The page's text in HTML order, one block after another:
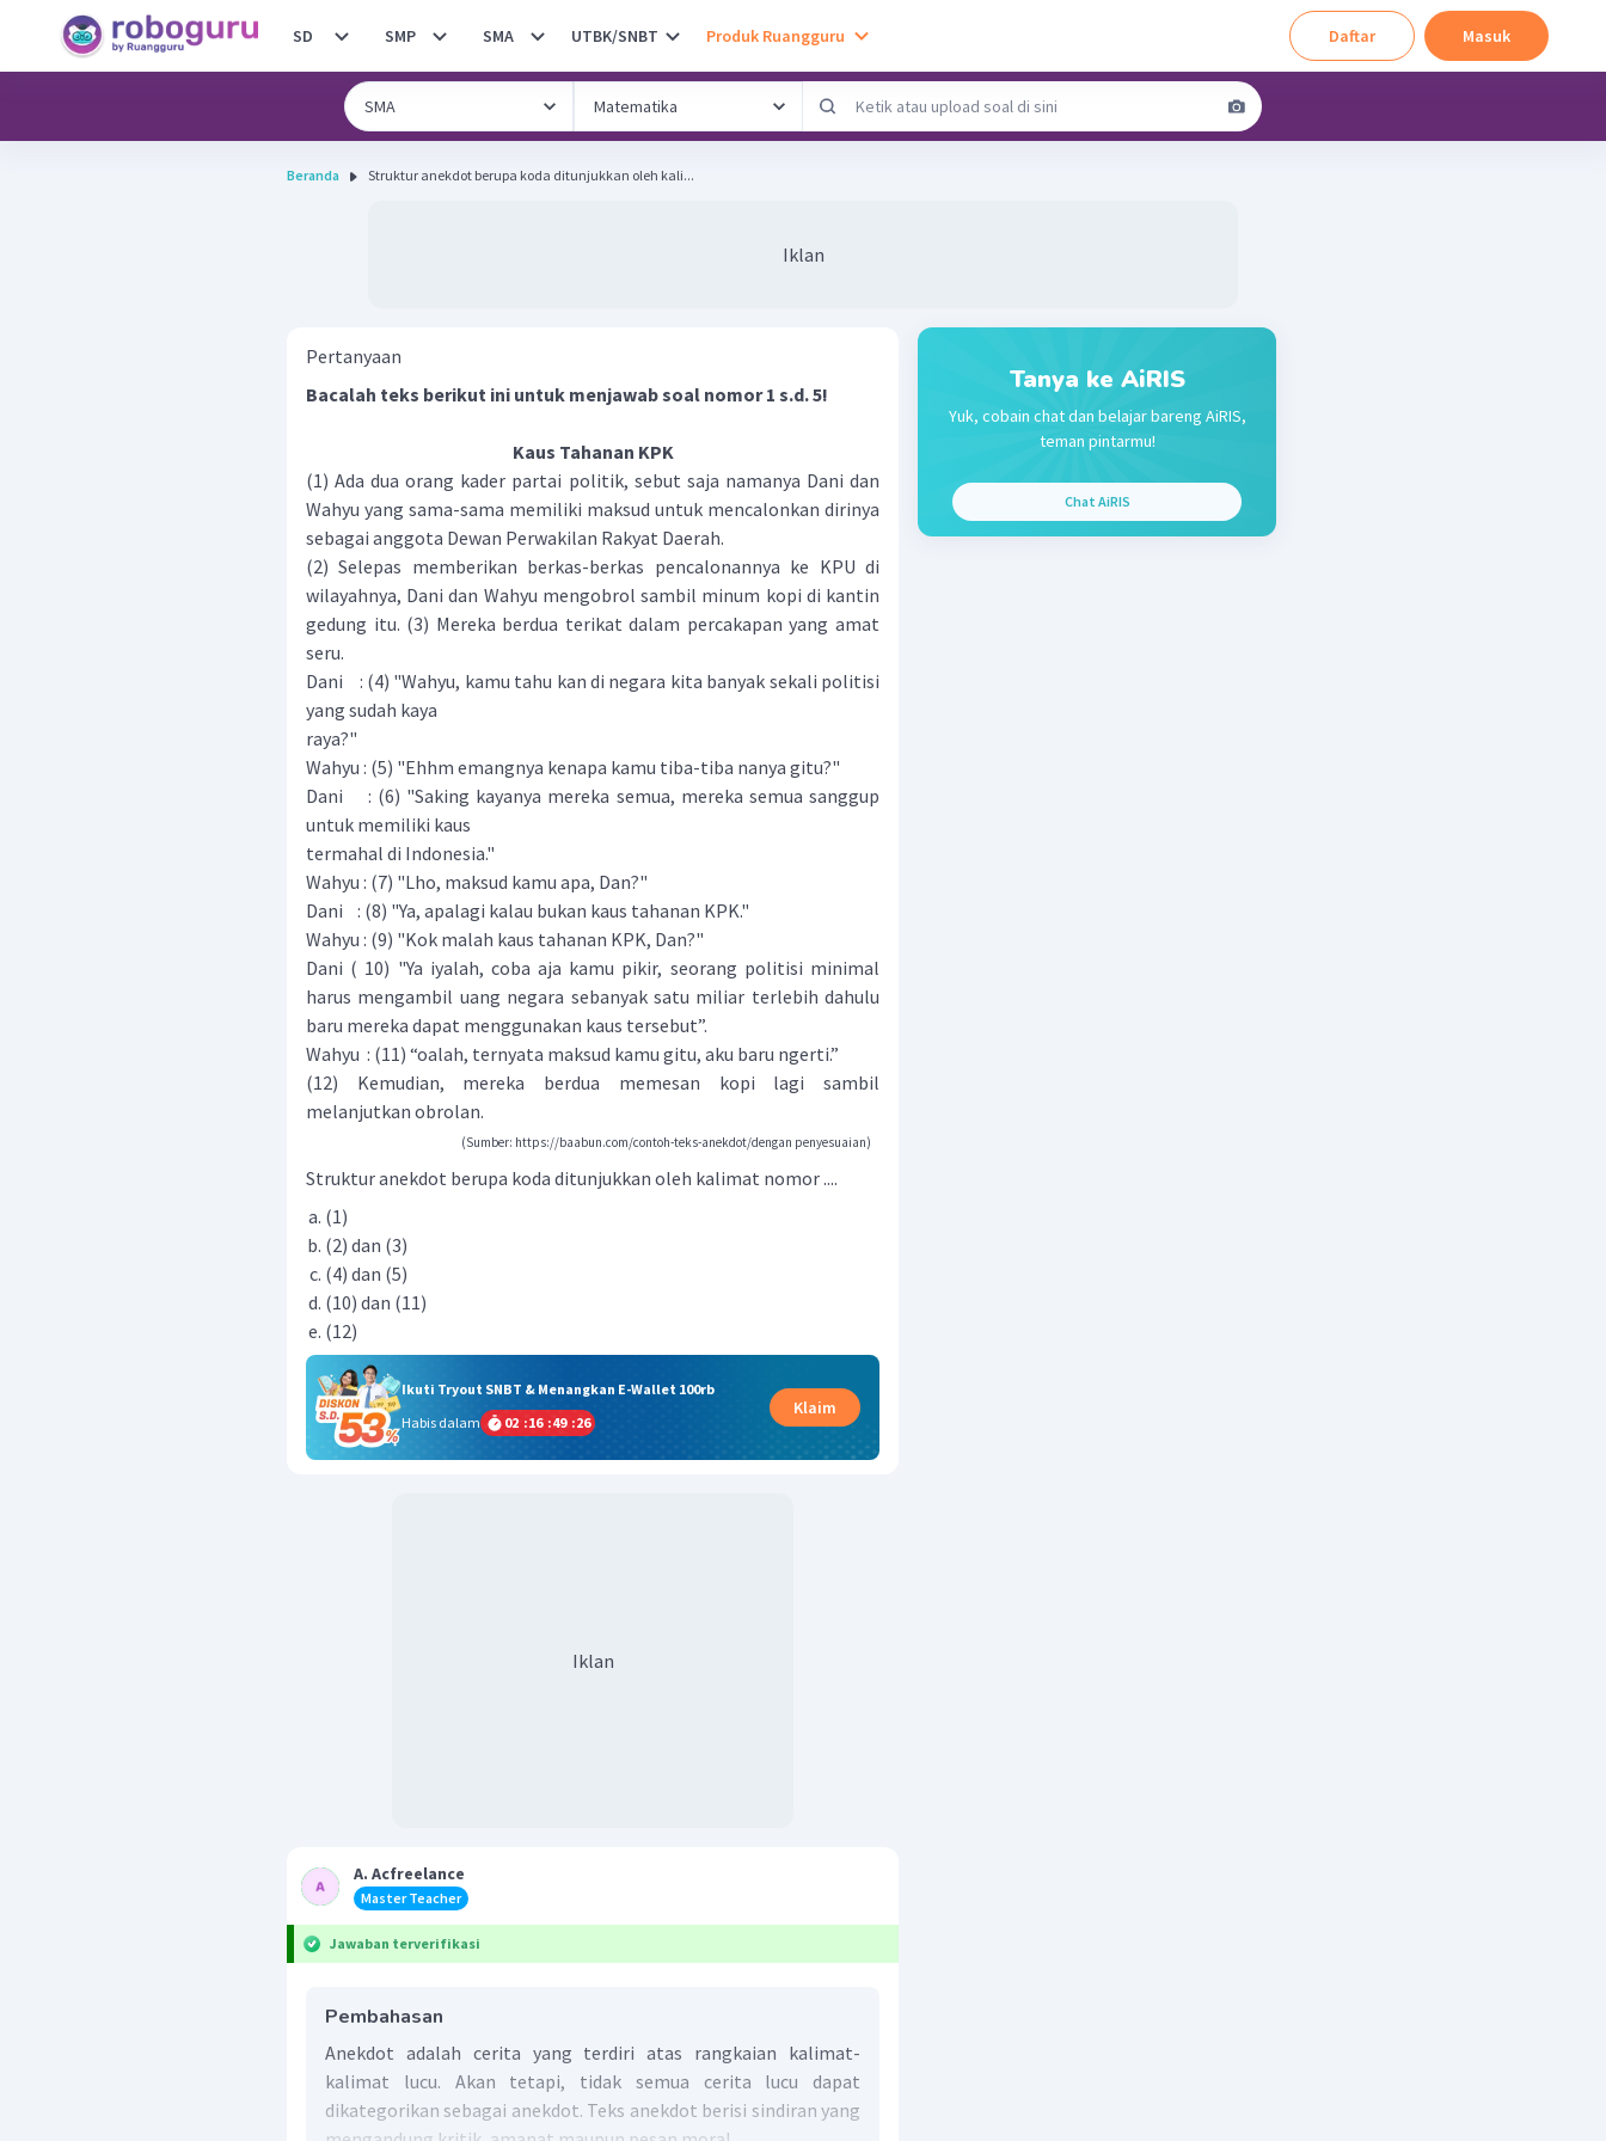
SD SMP SMA UTBK/SNBT Produk Ruangguru Daftar Masuk
Beranda Struktur anekdot berupa koda ditunjukkan oleh kali...
Iklan
Pertanyaan
Bacalah teks berikut ini untuk menjawab soal nomor 1 s.d. 5!
Kaus Tahanan KPK
(1) Ada dua orang kader partai politik, sebut saja namanya Dani dan
Wahyu yang sama-sama memiliki maksud untuk mencalonkan dirinya
sebagai anggota Dewan Perwakilan Rakyat Daerah.
(2) Selepas memberikan berkas-berkas pencalonannya ke KPU di
wilayahnya, Dani dan Wahyu mengobrol sambil minum kopi di kantin
gedung itu. (3) Mereka berdua terikat dalam percakapan yang amat
seru.
Dani : (4) "Wahyu, kamu tahu kan di negara kita banyak sekali politisi
yang sudah kaya
raya?"
Wahyu : (5) "Ehhm emangnya kenapa kamu tiba-tiba nanya gitu?"
Dani : (6) "Saking kayanya mereka semua, mereka semua sanggup
untuk memiliki kaus
termahal di Indonesia."
Wahyu : (7) "Lho, maksud kamu apa, Dan?"
Dani : (8) "Ya, apalagi kalau bukan kaus tahanan KPK."
Wahyu : (9) "Kok malah kaus tahanan KPK, Dan?"
Dani ( 10) "Ya iyalah, coba aja kamu pikir, seorang politisi minimal
harus mengambil uang negara sebanyak satu miliar terlebih dahulu
baru mereka dapat menggunakan kaus tersebut”.
Wahyu : (11) “oalah, ternyata maksud kamu gitu, aku baru ngerti.”
(12) Kemudian, mereka berdua memesan kopi lagi sambil
melanjutkan obrolan.
(Sumber: https://baabun.com/contoh-teks-anekdot/dengan penyesuaian)
Struktur anekdot berupa koda ditunjukkan oleh kalimat nomor....
(1)
(2) dan (3)
(4) dan (5)
(10) dan (11)
(12)
Ikuti Tryout SNBT & Menangkan E-Wallet 100rb
Habis dalam
02 :16 :49 :26
Klaim
Iklan
A. Acfreelance
Master Teacher
Jawaban terverifikasi
Pembahasan
Anekdot adalah cerita yang terdiri atas rangkaian kalimat-
kalimat lucu. Akan tetapi, tidak semua cerita lucu dapat
dikategorikan sebagai anekdot. Teks anekdot berisi sindiran yang
Tanya ke AiRIS
Yuk, cobain chat dan belajar bareng AiRIS,
teman pintarmu!
Chat AiRIS